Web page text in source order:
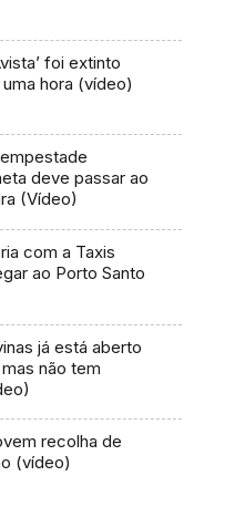
foi extinto
hora (vídeo)
deve passar ao
(Vídeo)
com a Taxis
ao Porto Santo
já está aberto
não tem
recolha de
(vídeo)